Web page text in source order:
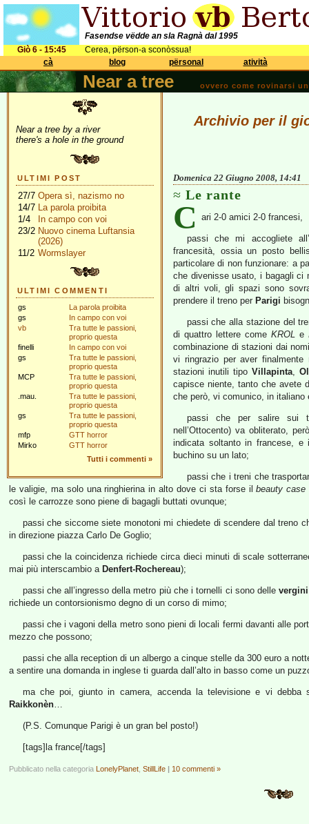
Fasendse vëdde an sla Ragnà dal 1995
Giò 6 - 15:45
Cerea, përson-a sconòssua!
cà
blog përsonal atività
Near a tree ovvero come rovinarsi
Near a tree by a river
there's a hole in the ground
ULTIMI POST
27/7 Opera sì, nazismo no
14/7 La parola proibita
1/4
In campo con voi
23/2 Nuovo cinema Luftansia
(2026)
11/2 Wormslayer
ULTIMI COMMENTI
gs
La parola proibita
gs
In campo con voi
vb
Tra tutte le passioni,
proprio questa
finelli
In campo con voi
gs
Tra tutte le passioni,
proprio questa
MCP
Tra tutte le passioni,
proprio questa
.mau.
Tra tutte le passioni,
proprio questa
gs
Tra tutte le passioni,
proprio questa
mfp
GTT horror
Mirko
GTT horror
Tutti i commenti »
Archivio per il
Domenica 22 Giugno 2008, 14:41
Le rante
C ari 2-0 amici 2-0 francesi,
passi che mi accogliete
francesità, ossia un posto
particolare di non funzionare: a
che divenisse usato, i bagagli ci
di altri voli, gli spazi sono
prendere il treno per Parigi
passi che alla stazione del
di quattro lettere come KROLe
combinazione di stazioni dai
vi ringrazio per aver
stazioni inutili tipo Villapinta,
capisce niente, tanto che avete
che però, vi comunico, in italiano
passi che per salire sui
nell’Ottocento) va obliterato,
indicata soltanto in francese,
buchino su un lato;
passi che i treni che
le valigie, ma solo una ringhierina in alto dove ci sta forse ilbeauty case
così le carrozze sono piene di bagagli buttati ovunque;
passi che siccome siete monotoni mi chiedete di scendere dal treno
in direzione piazza Carlo De Goglio;
passi che la coincidenza richiede circa dieci minuti di scale
mai più interscambio a Denfert-Rochereau);
passi che all’ingresso della metro più che i tornelli ci sono delle
richiede un contorsionismo degno di un corso di mimo;
passi che i vagoni della metro sono pieni di locali fermi davanti alle
mezzo che possono;
passi che alla reception di un albergo a cinque stelle da 300 euro a
a sentire una domanda in inglese ti guarda dall’alto in basso come un
ma che poi, giunto in camera, accenda la televisione e vi
Raikkonèn…
(P.S. Comunque Parigi è un gran bel posto!)
[tags]la france[/tags]
Pubblicato nella categoria LonelyPlanet StillLife | 10 commenti »